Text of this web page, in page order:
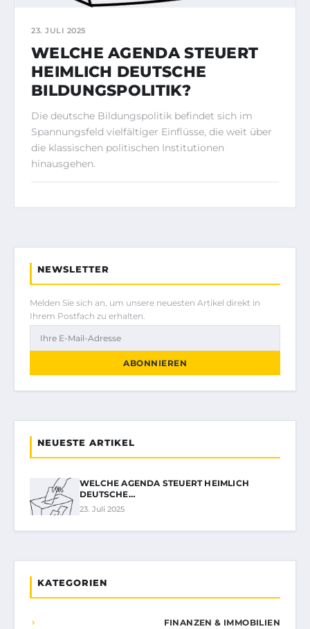
23. JULI 2025
WELCHE AGENDA STEUERT
HEIMLICH DEUTSCHE
BILDUNGSPOLITIK?
Die deutsche Bildungspolitik befindet sich im
Spannungsfeld vielfältiger Einflüsse, die weit über
die klassischen politischen Institutionen
hinausgehen.
NEWSLETTER
Melden Sie sich an, um unsere neuesten Artikel direkt in
Ihrem Postfach zu erhalten.
ABONNIEREN
NEUESTE ARTIKEL
WELCHE AGENDA STEUERT HEIMLICH
DEUTSCHE…
23. Juli 2025
KATEGORIEN
FINANZEN & IMMOBILIEN